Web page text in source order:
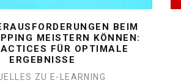
BEIM
MEISTERN KÖNNEN:
FÜR OPTIMALE
ERGEBNISSE
ZU E-LEARNING